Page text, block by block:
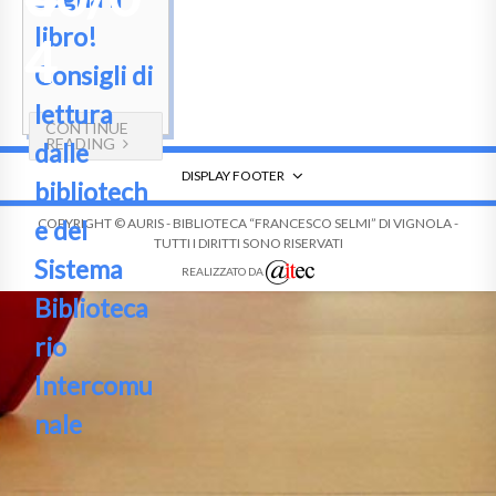
4
libro!
Consigli di
lettura
dalle
bibliotech
e del
Sistema
Biblioteca
rio
Intercomu
nale
CONTINUE
READING
DISPLAY FOOTER
COPYRIGHT © AURIS - BIBLIOTECA “FRANCESCO SELMI” DI VIGNOLA -
TUTTI I DIRITTI SONO RISERVATI
REALIZZATO DA